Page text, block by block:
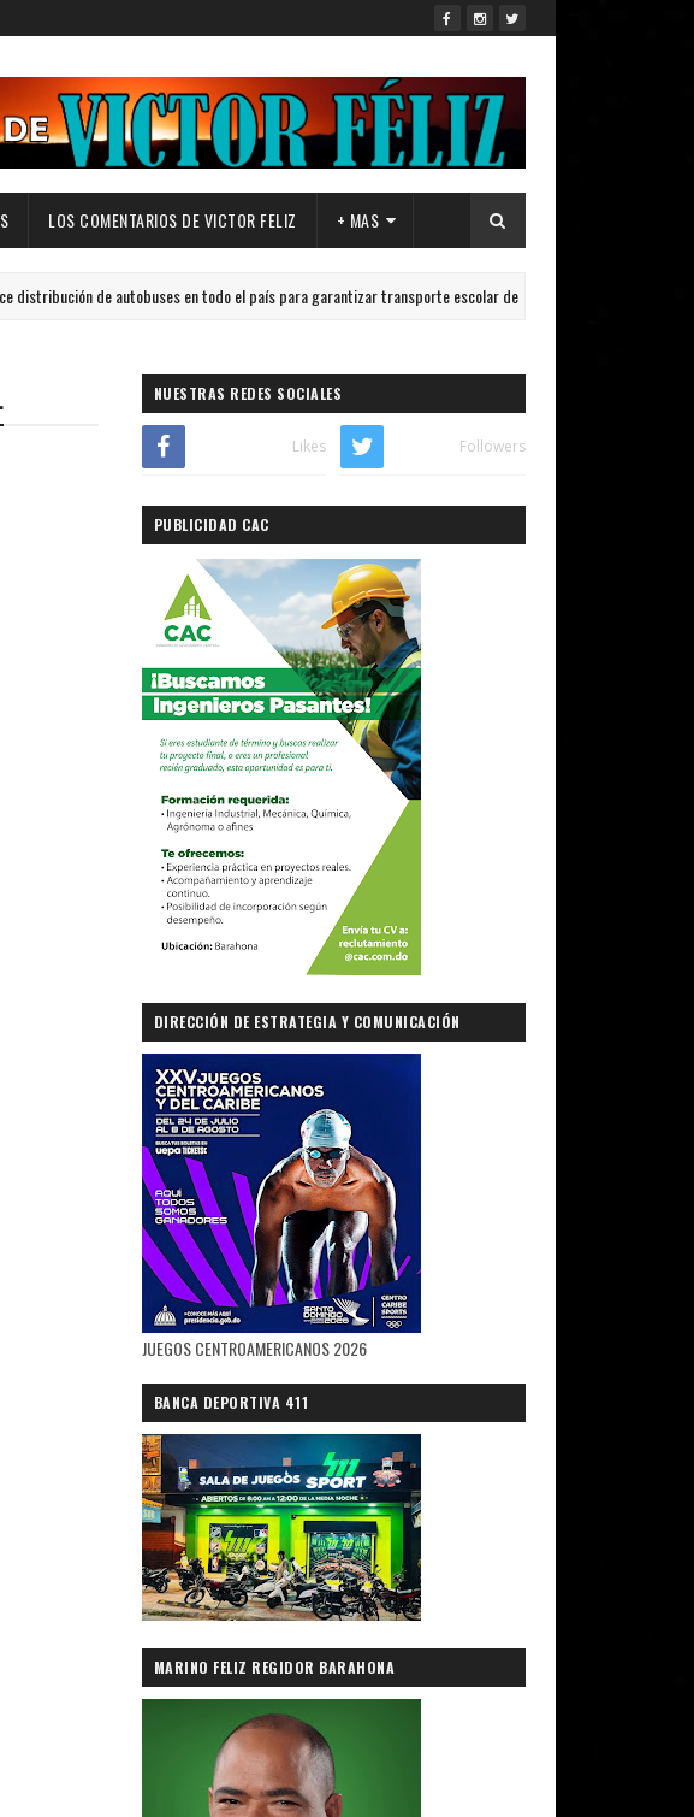
LOS COMENTARIOS DE VICTOR FELIZ + MAS
de autobuses en todo el país para garantizar transporte escolar de cara al inicio del año lectivo 2026-
NUESTRAS REDES SOCIALES
Likes Followers
PUBLICIDAD CAC
DIRECCIÓN DE ESTRATEGIA Y COMUNICACIÓN
GUBERNAMENTAL
JUEGOS CENTROAMERICANOS 2026
BANCA DEPORTIVA 411
MARINO FELIZ REGIDOR BARAHONA